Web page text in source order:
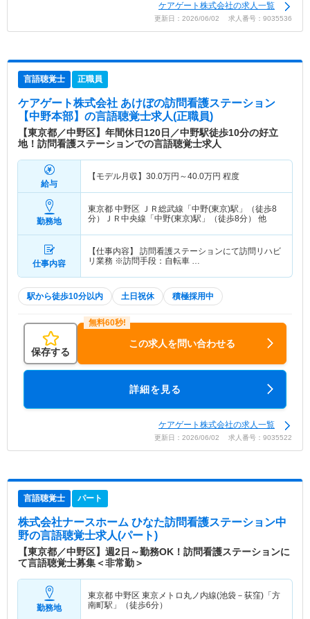
ケアゲート株式会社の求人一覧
更新日：2026/06/02 求人番号：9035536
言語聴覚士 正職員
ケアゲート株式会社 あけぼの訪問看護ステーション
【中野本部】 の言語聴覚士求人(正職員)
【東京都／中野区】年間休日120日／中野駅徒歩10分の好立
地！訪問看護ステーションでの言語聴覚士求人
給与
【モデル月収】 30.0万円～40.0万円 程度
勤務地
東京都 中野区 ＪＲ総武線「中野(東京)駅」（徒歩8
分）ＪＲ中央線「中野(東京)駅」（徒歩8分） 他
仕事内容
【仕事内容】 訪問看護ステーションにて訪問リハビ
リ業務 ※訪問手段：自転車 …
駅から徒歩10分以内 土日祝休 積極採用中
保存する
この求人を問い合わせる
詳細を見る
ケアゲート株式会社の求人一覧
更新日：2026/06/02 求人番号：9035522
言語聴覚士 パート
株式会社ナースホーム ひなた訪問看護ステーション中
野の言語聴覚士求人(パート)
【東京都／中野区】週2日～勤務OK！訪問看護ステーションに
て言語聴覚士募集＜非常勤＞
勤務地
東京都 中野区 東京メトロ丸ノ内線(池袋－荻窪)「方
南町駅」（徒歩6分）